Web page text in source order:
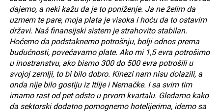
dajemo, a neki kažu da je to poniženje. Ja ne želim da
uzmem te pare, moja plata je visoka i hoću da to ostavim
državi. Naš finansijski sistem je strahovito stabilan.
Hoćemo da podstaknemo potrošnju, bolji odnos prema
budućnosti, povećavamo plate. Ako mi 1,5 evra potrošimo
u inostranstvu, ako bismo 300 do 500 evra potrošili u
svojoj zemlji, to bi bilo dobro. Kinezi nam nisu dolazili, a
onda nije bilo gostiju iz Itlije i Nemačke. I sa svim tim
imamo rast od pet odsto u prvom kvartalu. Gledamo kako
da sektorski dodatno pomognemo hotelijerima, idemo sa